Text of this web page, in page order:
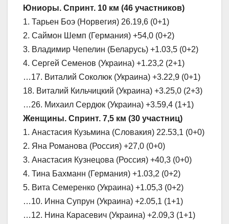
Юниоры. Спринт. 10 км (46 участников)
1. Тарьен Боэ (Норвегия) 26.19,6 (0+1)
2. Саймон Шемп (Германия) +54,0 (0+2)
3. Владимир Чепелин (Беларусь) +1.03,5 (0+2)
4. Сергей Семенов (Украина) +1.23,2 (2+1)
…17. Виталий Соколюк (Украина) +3.22,9 (0+1)
18. Виталий Кильчицкий (Украина) +3.25,0 (2+3)
…26. Михаил Сердюк (Украина) +3.59,4 (1+1)
Женщины. Спринт. 7,5 км (30 участниц)
1. Анастасия Кузьмина (Словакия) 22.53,1 (0+0)
2. Яна Романова (Россия) +27,0 (0+0)
3. Анастасия Кузнецова (Россия) +40,3 (0+0)
4. Тина Бахманн (Германия) +1.03,2 (0+2)
5. Вита Семеренко (Украина) +1.05,3 (0+2)
…10. Инна Супрун (Украина) +2.05,1 (1+1)
…12. Нина Карасевич (Украина) +2.09,3 (1+1)